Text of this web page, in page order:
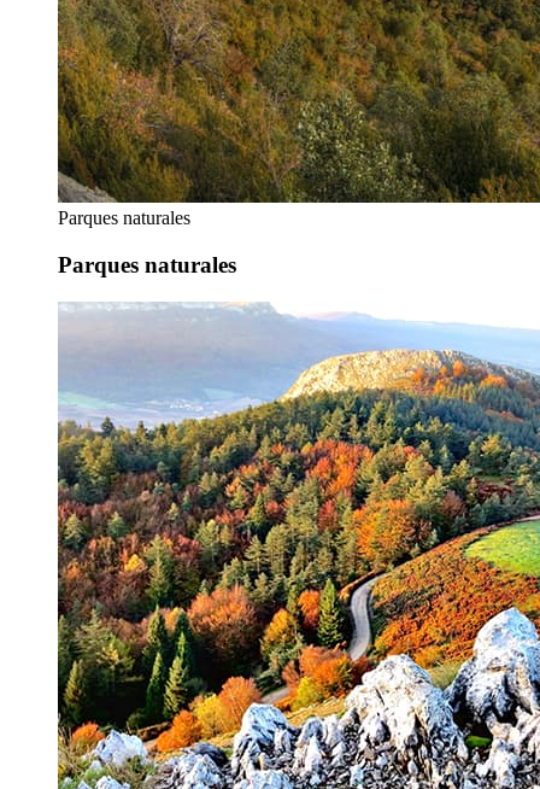
Parques naturales
Parques naturales